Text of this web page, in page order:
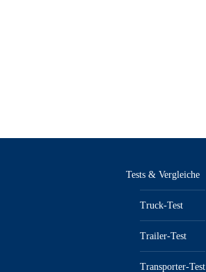
Tests & Vergleiche
Truck-Test
Trailer-Test
Transporter-Test